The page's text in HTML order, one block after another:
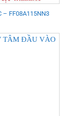
– FF08A115NN3